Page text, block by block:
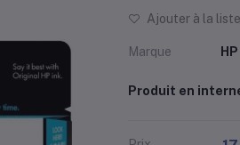
Ajouter à la
Marque HP
Produit en